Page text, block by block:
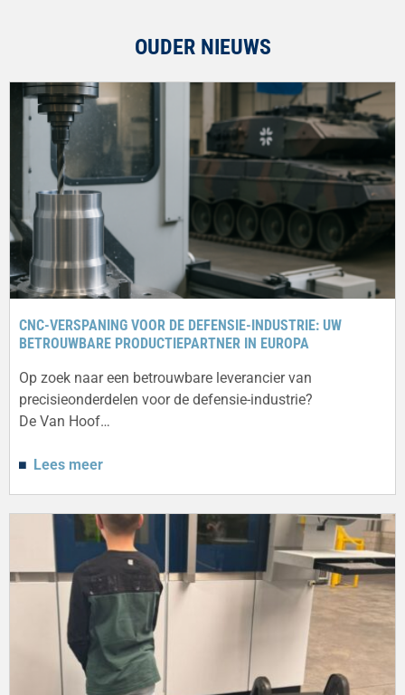
OUDER NIEUWS
CNC-VERSPANING VOOR DE DEFENSIE-INDUSTRIE: UW
BETROUWBARE PRODUCTIEPARTNER IN EUROPA
Op zoek naar een betrouwbare leverancier van
precisieonderdelen voor de defensie-industrie?
De Van Hoof…
Lees meer